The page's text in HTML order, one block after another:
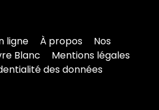
ligne À propos
Nos
Blanc
Mentions légales
des données